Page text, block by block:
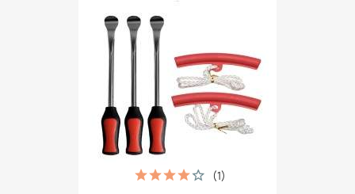
(1)